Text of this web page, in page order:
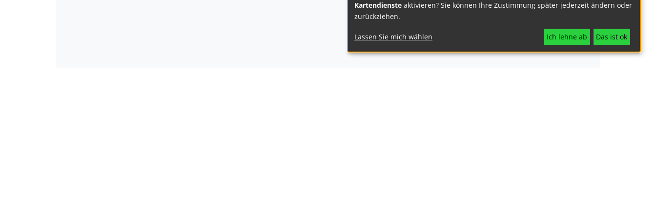
Kartendienste aktivieren? Sie können Ihre Zustimmung später jederzeit ändern oder
zurückziehen.
Lassen Sie mich wählen Ich lehne ab Das ist ok